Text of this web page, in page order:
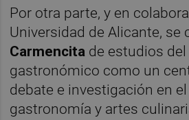
Por otra parte, y en
Universidad de Alicante, se
Carmencita de estudios
gastronómico como un
debate e investigación en
gastronomía y artes